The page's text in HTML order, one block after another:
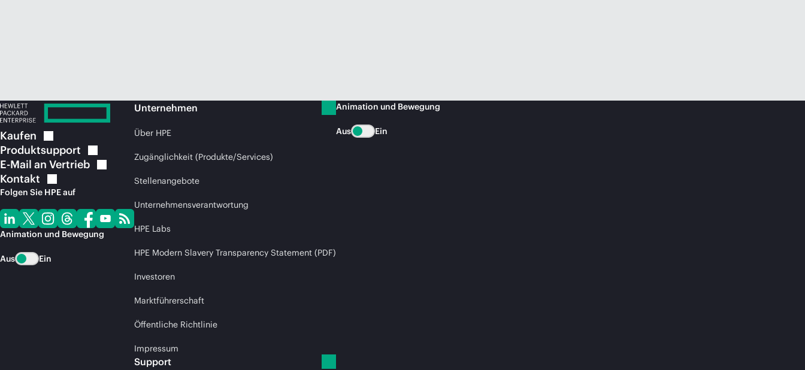
Kaufen
Produktsupport
E-Mail an Vertrieb
Kontakt
Folgen Sie HPE auf
Animation und Bewegung
Aus Ein
Unternehmen
Über HPE
Zugänglichkeit (Produkte/Services)
Stellenangebote
Unternehmensverantwortung
HPE Labs
HPE Modern Slavery Transparency Statement (PDF)
Investoren
Marktführerschaft
Öffentliche Richtlinie
Impressum
Support
Animation und Bewegung
Aus Ein